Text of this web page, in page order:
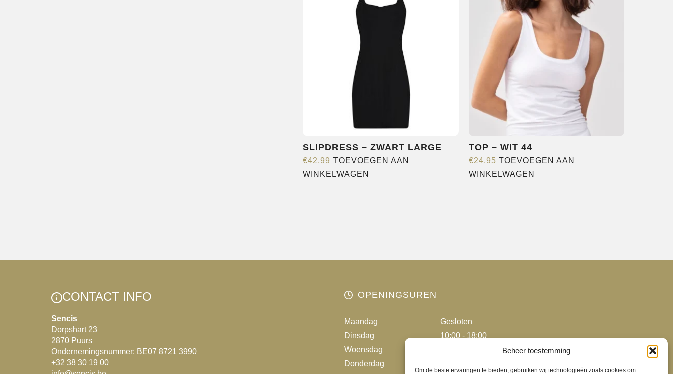
Beheer toestemming
Om de beste ervaringen te bieden, gebruiken wij technologieën zoals cookies om
SLIPDRESS – ZWART LARGE
€42,99 TOEVOEGEN AAN
WINKELWAGEN
TOP – WIT 44
€24,95 TOEVOEGEN AAN
WINKELWAGEN
CONTACT INFO
Sencis
Dorpshart 23
2870 Puurs
Ondernemingsnummer: BE07 8721 3990
+32 38 30 19 00
OPENINGSUREN
Maandag
Gesloten
Dinsdag
10:00 - 18:00
Woensdag
Donderdag